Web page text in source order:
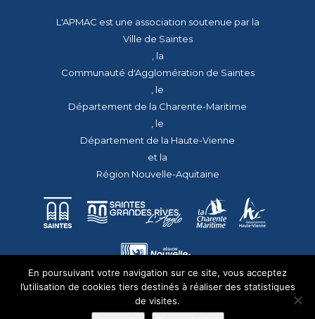
L'APMAC est une association soutenue par la
Ville de Saintes
, la
Communauté d'Agglomération de Saintes
, le
Département de la Charente-Maritime
, le
Département de la Haute-Vienne
et la
Région Nouvelle-Aquitaine
En poursuivant votre navigation sur ce site, vous acceptez
l’utilisation de cookies tiers destinés à réaliser des statistiques
de visites.